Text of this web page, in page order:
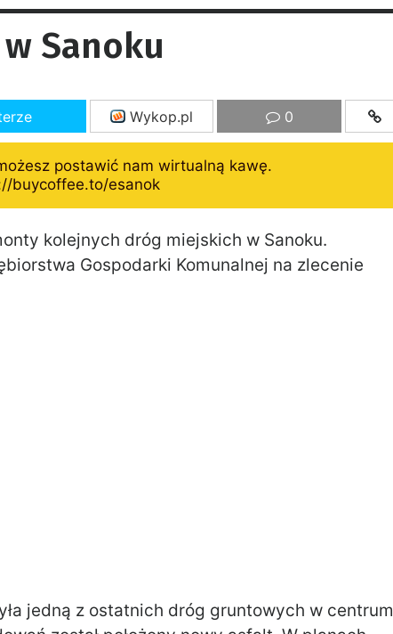
Sanoku
Wykop.pl 0
postawić nam wirtualną kawę.
buycoffee.to/esanok
kolejnych dróg miejskich w Sanoku.
Gospodarki Komunalnej na zlecenie
jedną z ostatnich dróg gruntowych w centrum